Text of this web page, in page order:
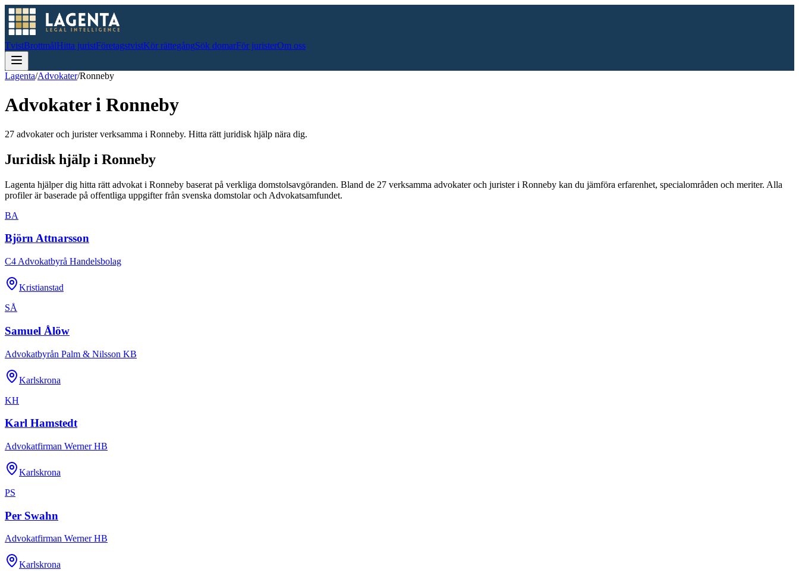
TvistBrottmålHitta juristFöretagstvistKör rättegångSök domarFör juristerOm oss
Lagenta/Advokater/Ronneby
Advokater i Ronneby
27 advokater och jurister verksamma i Ronneby. Hitta rätt juridisk hjälp nära dig.
Juridisk hjälp i Ronneby
Lagenta hjälper dig hitta rätt advokat i Ronneby baserat på verkliga domstolsavgöranden. Bland de 27 verksamma advokater och jurister i Ronneby kan du jämföra erfarenhet, specialområden och meriter. Alla
profiler är baserade på offentliga uppgifter från svenska domstolar och Advokatsamfundet.
BA
Björn Attnarsson
C4 Advokatbyrå Handelsbolag
Kristianstad
SÅ
Samuel Ålöw
Advokatbyrån Palm & Nilsson KB
Karlskrona
KH
Karl Hamstedt
Advokatfirman Werner HB
Karlskrona
PS
Per Swahn
Advokatfirman Werner HB
Karlskrona